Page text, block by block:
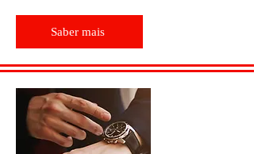
Saber mais